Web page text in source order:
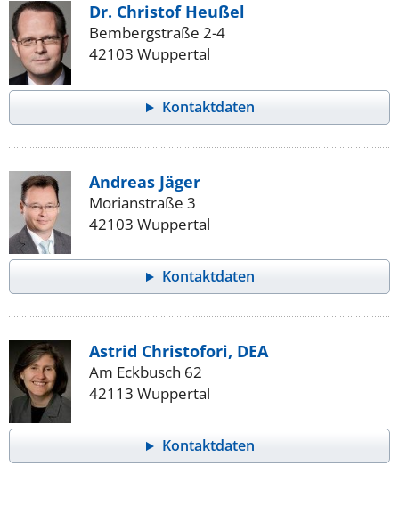
Dr. Christof Heußel
Bembergstraße 2-4
42103 Wuppertal
Kontaktdaten
Andreas Jäger
Morianstraße 3
42103 Wuppertal
Kontaktdaten
Astrid Christofori, DEA
Am Eckbusch 62
42113 Wuppertal
Kontaktdaten